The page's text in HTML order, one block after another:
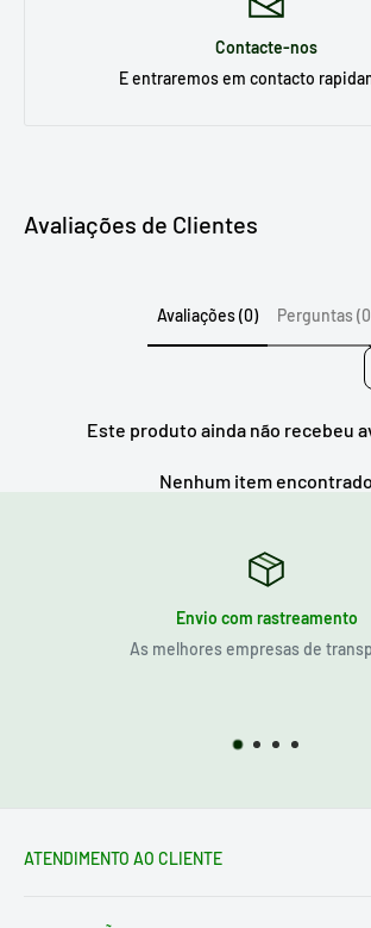
Contacte-nos
E entraremos em contacto
Avaliações de Clientes
Avaliações (0) Perguntas
Este produto ainda não recebeu
Nenhum item encontrado
Envio com rastreamento
As melhores empresas de
ATENDIMENTO AO CLIENTE